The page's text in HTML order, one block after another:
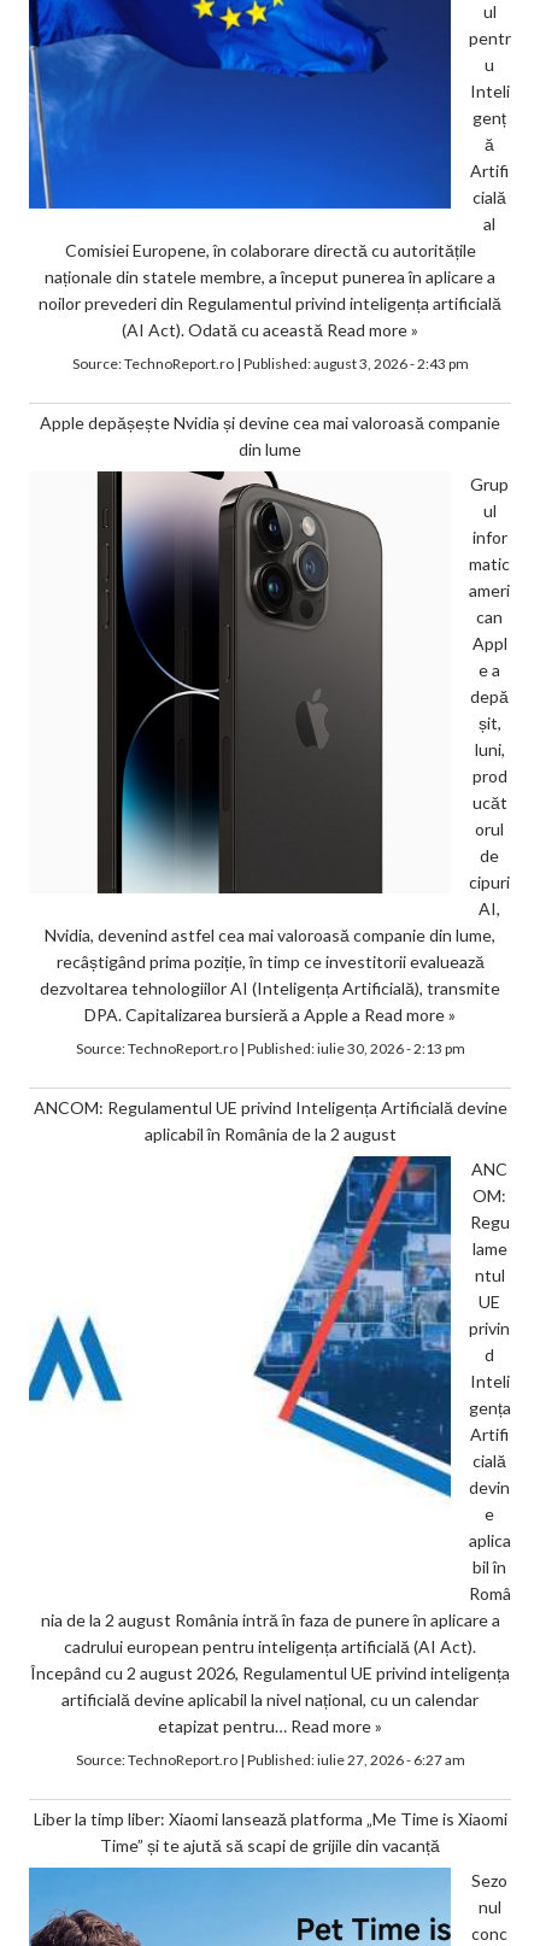
ul
pentr
u
Inteli
genț
ă
Artifi
cială
al
Comisiei Europene, în colaborare directă cu autoritățile
naționale din statele membre, a început punerea în aplicare a
noilor prevederi din Regulamentul privind inteligența artificială
(AI Act). Odată cu această Read more »
Source:TechnoReport.ro| Published:august 3, 2026 - 2:43 pm
Apple depășește Nvidia și devine cea mai valoroasă companie
din lume
Grup
ul
infor
matic
ameri
can
Appl
e a
depă
șit,
luni,
prod
ucăt
orul
de
cipuri
AI,
Nvidia, devenind astfel cea mai valoroasă companie din lume,
recâștigând prima poziție, în timp ce investitorii evaluează
dezvoltarea tehnologiilor AI (Inteligența Artificială), transmite
DPA. Capitalizarea bursieră a Apple a Read more »
Source:TechnoReport.ro| Published:iulie 30, 2026 - 2:13 pm
ANCOM: Regulamentul UE privind Inteligența Artificială devine
aplicabil în România de la 2 august
ANC
OM:
Regu
lame
ntul
UE
privin
d
Inteli
gența
Artifi
cială
devin
e
aplica
bil în
Româ
nia de la 2 august România intră în faza de punere în aplicare a
cadrului european pentru inteligența artificială (AI Act).
Începând cu 2 august 2026, Regulamentul UE privind inteligența
artificială devine aplicabil la nivel național, cu un calendar
etapizat pentru… Read more »
Source:TechnoReport.ro| Published:iulie 27, 2026 - 6:27 am
Liber la timp liber: Xiaomi lansează platforma „Me Time is Xiaomi
Time” și te ajută să scapi de grijile din vacanță
Sezo
nul
conc